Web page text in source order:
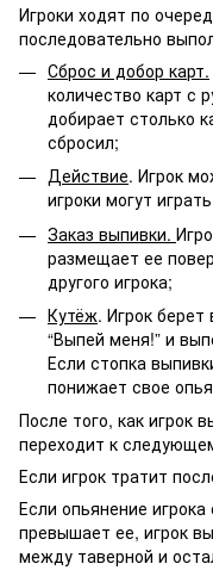
Игроки ходят по
последовательно
Сброс и добор карт.
количество карт с
добирает столько
сбросил;
Действие. Игрок
игроки могут
Заказ выпивки.
размещает ее
другого игрока;
Кутёж. Игрок
“Выпей меня!” и
Если стопка
понижает свое
После того, как игрок
переходит к
Если игрок тратит
Если опьянение
превышает ее, игрок
между таверной и